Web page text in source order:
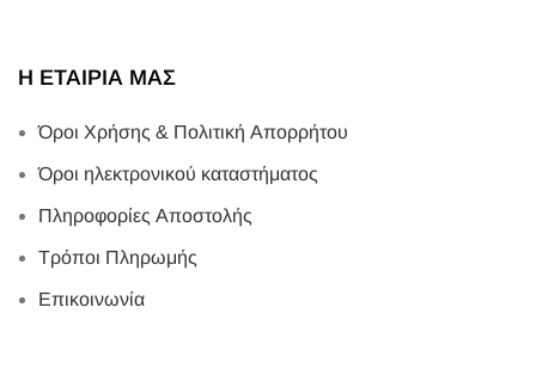
Η ΕΤΑΙΡΙΑ ΜΑΣ
Όροι Χρήσης & Πολιτική Απορρήτου
Όροι ηλεκτρονικού καταστήματος
Πληροφορίες Αποστολής
Τρόποι Πληρωμής
Επικοινωνία